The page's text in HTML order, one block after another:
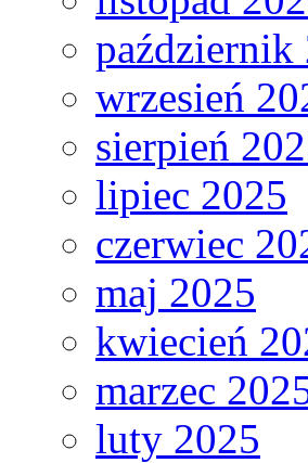
październik
wrzesień
sierpień
lipiec 2025
czerwiec
maj 2025
kwiecień
marzec
luty 2025